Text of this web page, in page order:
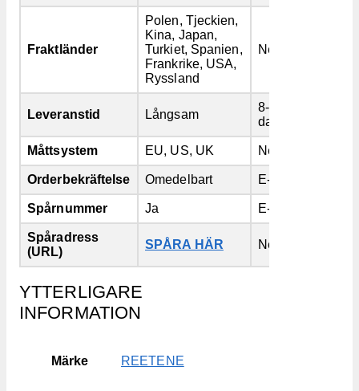
Fraktländer
Polen, Tjeckien,
Kina, Japan,
Turkiet, Spanien,
Frankrike, USA,
Ryssland
Nej
Leveranstid Långsam
8-45
dagar
Måttsystem EU, US, UK Nej
Orderbekräftelse Omedelbart E-post
Spårnummer Ja E-post
Spåradress
(URL)
SPÅRA HÄR Nej
YTTERLIGARE
INFORMATION
Märke REETENE